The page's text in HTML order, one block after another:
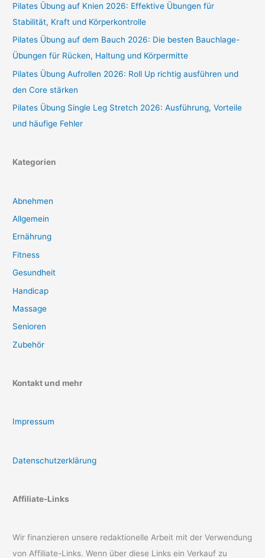
Pilates Übung auf Knien 2026: Effektive Übungen für
Stabilität, Kraft und Körperkontrolle
Pilates Übung auf dem Bauch 2026: Die besten Bauchlage-
Übungen für Rücken, Haltung und Körpermitte
Pilates Übung Aufrollen 2026: Roll Up richtig ausführen und
den Core stärken
Pilates Übung Single Leg Stretch 2026: Ausführung, Vorteile
und häufige Fehler
Kategorien
Abnehmen
Allgemein
Ernährung
Fitness
Gesundheit
Handicap
Massage
Senioren
Zubehör
Kontakt und mehr
Impressum
Datenschutzerklärung
Affiliate-Links
Wir finanzieren unsere redaktionelle Arbeit mit der Verwendung
von Affiliate-Links. Wenn über diese Links ein Verkauf zu